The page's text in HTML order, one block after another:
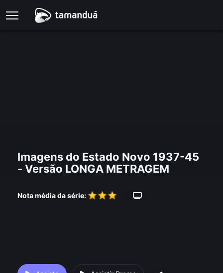
Imagens do Estado Novo 1937-45
- Versão LONGA METRAGEM
Nota média da série: